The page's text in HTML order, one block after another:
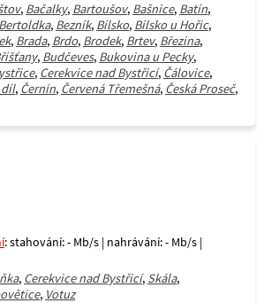
, Bačalky, Bartoušov, Bašnice, Batín,
Bertoldka, Bezník, Bílsko, Bílsko u Hořic,
, Brada, Brdo, Brodek, Brtev, Březina,
, Budčeves, Bukovina u Pecky,
, Cerekvice nad Bystřicí, Čálovice,
, Černín, Červená Třemešná, Česká Proseč,
: stahování: - Mb/s | nahrávání: - Mb/s |
, Cerekvice nad Bystřicí, Skála,
, Votuz